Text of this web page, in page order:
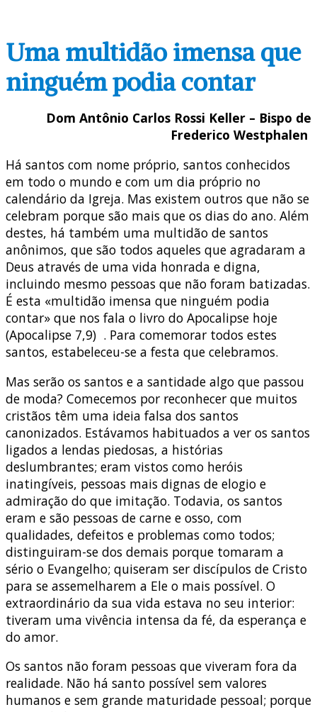
Uma multidão imensa que
ninguém podia contar
Dom Antônio Carlos Rossi Keller – Bispo de
Frederico Westphalen
Há santos com nome próprio, santos conhecidos
em todo o mundo e com um dia próprio no
calendário da Igreja. Mas existem outros que não se
celebram porque são mais que os dias do ano. Além
destes, há também uma multidão de santos
anônimos, que são todos aqueles que agradaram a
Deus através de uma vida honrada e digna,
incluindo mesmo pessoas que não foram batizadas.
É esta «multidão imensa que ninguém podia
contar» que nos fala o livro do Apocalipse hoje
(Apocalipse 7,9) . Para comemorar todos estes
santos, estabeleceu-se a festa que celebramos.
Mas serão os santos e a santidade algo que passou
de moda? Comecemos por reconhecer que muitos
cristãos têm uma ideia falsa dos santos
canonizados. Estávamos habituados a ver os santos
ligados a lendas piedosas, a histórias
deslumbrantes; eram vistos como heróis
inatingíveis, pessoas mais dignas de elogio e
admiração do que imitação. Todavia, os santos
eram e são pessoas de carne e osso, com
qualidades, defeitos e problemas como todos;
distinguiram-se dos demais porque tomaram a
sério o Evangelho; quiseram ser discípulos de Cristo
para se assemelharem a Ele o mais possível. O
extraordinário da sua vida estava no seu interior:
tiveram uma vivência intensa da fé, da esperança e
do amor.
Os santos não foram pessoas que viveram fora da
realidade. Não há santo possível sem valores
humanos e sem grande maturidade pessoal; porque